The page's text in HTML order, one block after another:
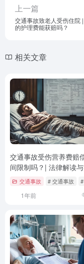
上一篇
交通事故致老人受伤住院
的护理费能获赔吗？
相关文章
交通事故受伤营养费赔
间限制吗？| 法律解读
指南交通事故 # 交通事故
1年前